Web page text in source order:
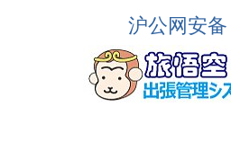
沪公网安